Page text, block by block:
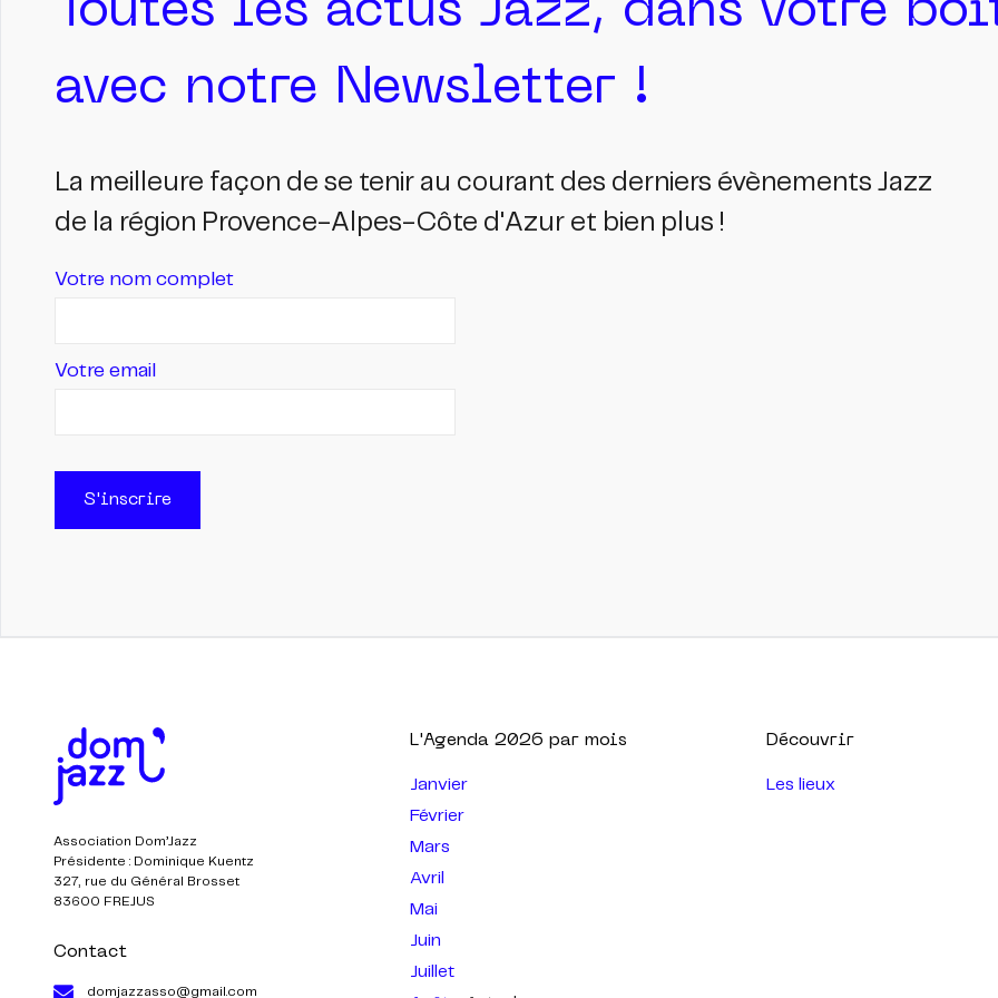
Toutes les actus Jazz, dans votre
avec notre Newsletter !
La meilleure façon de se tenir au courant des derniers évènements Jazz
de la région Provence-Alpes-Côte d'Azur et bien plus !
Votre nom complet
Votre email
S'inscrire
Association Dom’Jazz
Présidente : Dominique Kuentz
327, rue du Général Brosset
83600 FREJUS
Contact
domjazzasso@gmail.com
L'Agenda 2026 par mois
Janvier
Février
Mars
Avril
Mai
Juin
Juillet
Découvrir
Les lieux